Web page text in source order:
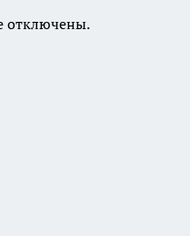
отключены.